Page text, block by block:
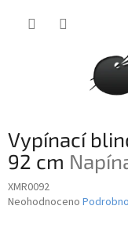
Vypínací
92 cm
XMR0092
Průměrné
Neohodnoceno